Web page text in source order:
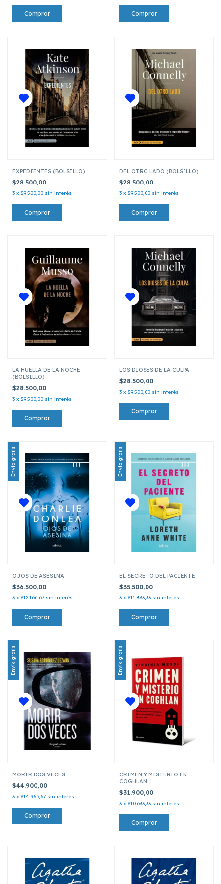
EXPEDIENTES (BOLSILLO)
$28.500,00
3 x $9.500,00 sin interés
DEL OTRO LADO (BOLSILLO)
$28.500,00
3 x $9.500,00 sin interés
LA HUELLA DE LA NOCHE
(BOLSILLO)
$28.500,00
3 x $9.500,00 sin interés
LOS DIOSES DE LA CULPA
$28.500,00
3 x $9.500,00 sin interés
Envío gratis
OJOS DE ASESINA
$36.500,00
3 x $12.166,67 sin interés
Envío gratis
EL SECRETO DEL PACIENTE
$35.500,00
3 x $11.833,33 sin interés
Envío gratis
MORIR DOS VECES
$44.900,00
3 x $14.966,67 sin interés
Envío gratis
CRIMEN Y MISTERIO EN
COGHLAN
$31.900,00
3 x $10.633,33 sin interés